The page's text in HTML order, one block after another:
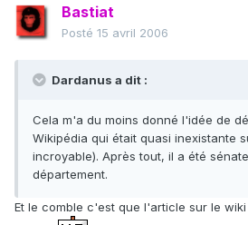
Bastiat
Posté 15 avril 2006
Dardanus a dit :
Cela m'a du moins donné l'idée de
Wikipédia qui était quasi inexistante
incroyable). Après tout, il a été
département.
Et le comble c'est que l'article sur le